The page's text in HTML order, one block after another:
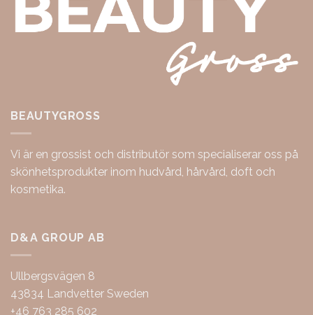
BEAUTYGROSS
Vi är en grossist och distributör som specialiserar oss på
skönhetsprodukter inom hudvård, hårvård, doft och
kosmetika.
D&A GROUP AB
Ullbergsvägen 8
43834 Landvetter Sweden
+46 763 285 602